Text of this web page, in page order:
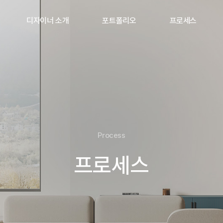
디자이너 소개 포트폴리오 프로세스
Process
프로세스